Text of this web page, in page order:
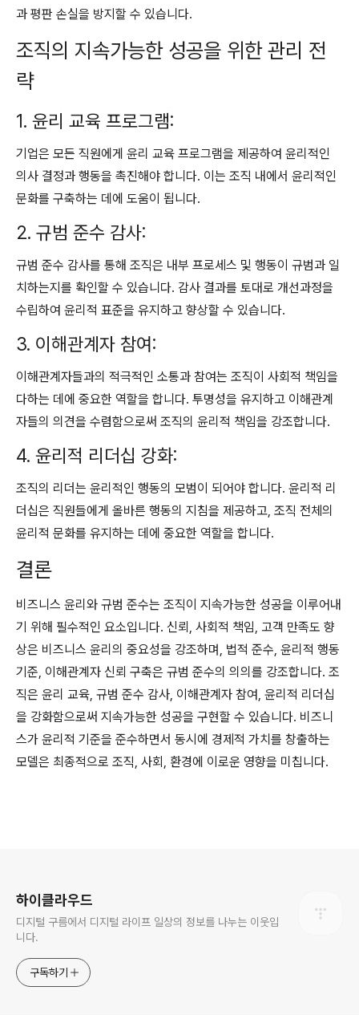
과 평판 손실을 방지할 수 있습니다.
조직의 지속가능한 성공을 위한 관리 전
략
1. 윤리 교육 프로그램:
기업은 모든 직원에게 윤리 교육 프로그램을 제공하여 윤리적인
의사 결정과 행동을 촉진해야 합니다. 이는 조직 내에서 윤리적인
문화를 구축하는 데에 도움이 됩니다.
2. 규범 준수 감사:
규범 준수 감사를 통해 조직은 내부 프로세스 및 행동이 규범과 일
치하는지를 확인할 수 있습니다. 감사 결과를 토대로 개선과정을
수립하여 윤리적 표준을 유지하고 향상할 수 있습니다.
3. 이해관계자 참여:
이해관계자들과의 적극적인 소통과 참여는 조직이 사회적 책임을
다하는 데에 중요한 역할을 합니다. 투명성을 유지하고 이해관계
자들의 의견을 수렴함으로써 조직의 윤리적 책임을 강조합니다.
4. 윤리적 리더십 강화:
조직의 리더는 윤리적인 행동의 모범이 되어야 합니다. 윤리적 리
더십은 직원들에게 올바른 행동의 지침을 제공하고, 조직 전체의
윤리적 문화를 유지하는 데에 중요한 역할을 합니다.
결론
비즈니스 윤리와 규범 준수는 조직이 지속가능한 성공을 이루어내
기 위해 필수적인 요소입니다. 신뢰, 사회적 책임, 고객 만족도 향
상은 비즈니스 윤리의 중요성을 강조하며, 법적 준수, 윤리적 행동
기준, 이해관계자 신뢰 구축은 규범 준수의 의의를 강조합니다. 조
직은 윤리 교육, 규범 준수 감사, 이해관계자 참여, 윤리적 리더십
을 강화함으로써 지속가능한 성공을 구현할 수 있습니다. 비즈니
스가 윤리적 기준을 준수하면서 동시에 경제적 가치를 창출하는
모델은 최종적으로 조직, 사회, 환경에 이로운 영향을 미칩니다.
하이클라우드
디지털 구름에서 디지털 라이프 일상의 정보를 나누는 이웃입
니다.
구독하기